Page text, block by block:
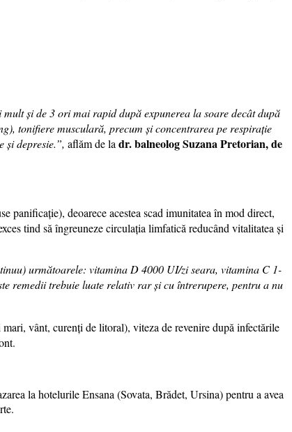
și de 3 ori mai rapid după expunerea la soare decât după
tonifiere musculară, precum și concentrarea pe respirație
și depresie.”, aflăm de ladr. balneolog Suzana Pretorian, de
panificație), deoarece acestea scad imunitatea în mod direct,
tind să îngreuneze circulația limfatică reducând vitalitatea și
următoarele: vitamina D 4000 UI/zi seara, vitamina C 1-
remedii trebuie luate relativ rar și cu întrerupere, pentru a nu
vânt, curenți de litoral), viteza de revenire după infectările
la hotelurile Ensana (Sovata, Brădet, Ursina) pentru a avea